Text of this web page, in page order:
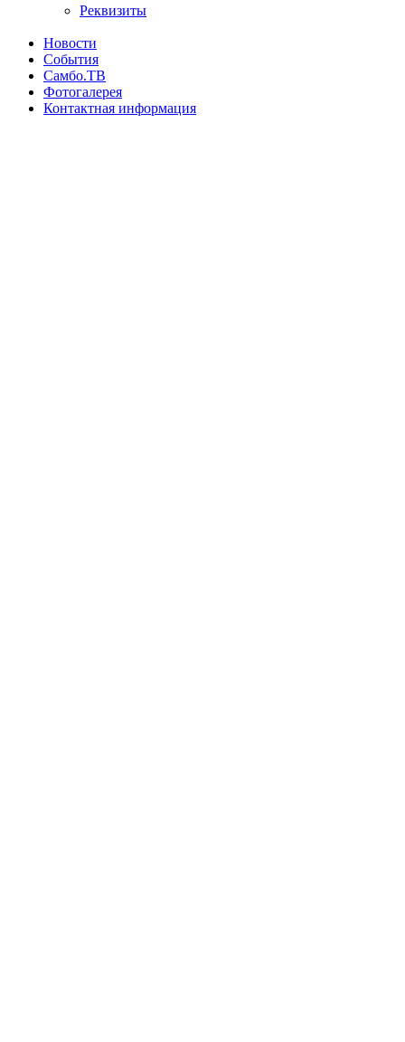
Реквизиты
Новости
События
Самбо.ТВ
Фотогалерея
Контактная информация